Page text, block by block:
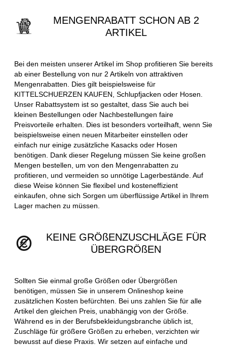
MENGENRABATT SCHON AB 2
ARTIKEL
Bei den meisten unserer Artikel im Shop profitieren Sie bereits
ab einer Bestellung von nur 2 Artikeln von attraktiven
Mengenrabatten. Dies gilt beispielsweise für
KITTELSCHUERZEN KAUFEN, Schlupfjacken oder Hosen.
Unser Rabattsystem ist so gestaltet, dass Sie auch bei
kleinen Bestellungen oder Nachbestellungen faire
Preisvorteile erhalten. Dies ist besonders vorteilhaft, wenn Sie
beispielsweise einen neuen Mitarbeiter einstellen oder
einfach nur einige zusätzliche Kasacks oder Hosen
benötigen. Dank dieser Regelung müssen Sie keine großen
Mengen bestellen, um von den Mengenrabatten zu
profitieren, und vermeiden so unnötige Lagerbestände. Auf
diese Weise können Sie flexibel und kosteneffizient
einkaufen, ohne sich Sorgen um überflüssige Artikel in Ihrem
Lager machen zu müssen.
KEINE GRÖßENZUSCHLÄGE FÜR
ÜBERGRÖßEN
Sollten Sie einmal große Größen oder Übergrößen
benötigen, müssen Sie in unserem Onlineshop keine
zusätzlichen Kosten befürchten. Bei uns zahlen Sie für alle
Artikel den gleichen Preis, unabhängig von der Größe.
Während es in der Berufsbekleidungsbranche üblich ist,
Zuschläge für größere Größen zu erheben, verzichten wir
bewusst auf diese Praxis. Wir setzen auf einfache und